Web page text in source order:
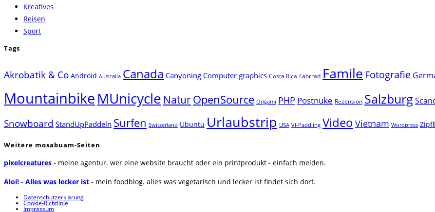
Kreatives
Reisen
Sport
Tags
Akrobatik & Co Android Australia Canada Canyoning Computer graphics Costa Rica Fahrrad Famile Fotografie
MountainbikeMUnicycle NaturOpenSource Origami PHP Postnuke Rezension Salzburg
Snowboard StandUpPaddeln Surfen Switzerland Ubuntu Urlaubstrip USA VI-Paddling Video Vietnam Wordpress
Weitere mosabuam-Seiten
pixelcreatures - meine agentur. wer eine website braucht oder ein printprodukt - einfach melden.
Aloi! - Alles was lecker ist - mein foodblog. alles was vegetarisch und lecker ist findet sich dort.
Datenschutzerklärung
Cookie-Richtlinie
Impressum